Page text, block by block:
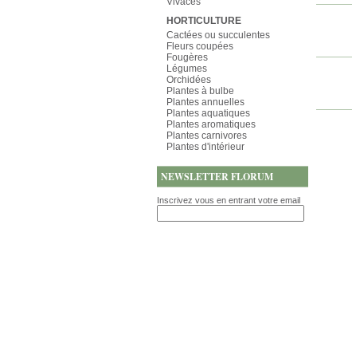
HORTICULTURE
Cactées ou succulentes
Fleurs coupées
Fougères
Légumes
Orchidées
Plantes à bulbe
Plantes annuelles
Plantes aquatiques
Plantes aromatiques
Plantes carnivores
Plantes d'intérieur
NEWSLETTER FLORUM
Inscrivez vous en entrant votre email